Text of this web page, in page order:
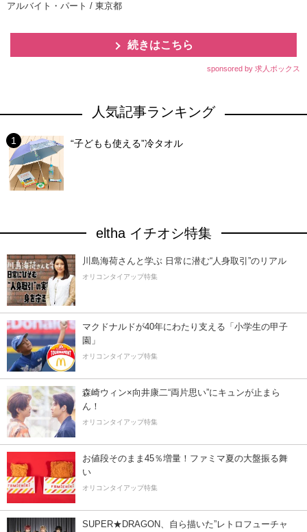
アルバイト・パート / 東京都
続きはこちら
sponsored by 求人ボックス
人気記事ランキング
“子どもも使える”冷タオル
eltha イチオシ特集
川島海荷さんと学ぶ 日常に潜む“人身取引”のリアル
オリコンタイアップ特集
マクドナルドが40年にわたり支える「小学生の甲子
園」
オリコンタイアップ特集
森崎ウィン×向井康二“両片思い”にキュンが止まら
ん！
オリコンタイアップ特集
お値段そのまま45％増量！ファミマ夏の大盤振る舞
い
オリコンタイアップ特集
SUPER★DRAGON、自ら描いた”レトロフューチャ